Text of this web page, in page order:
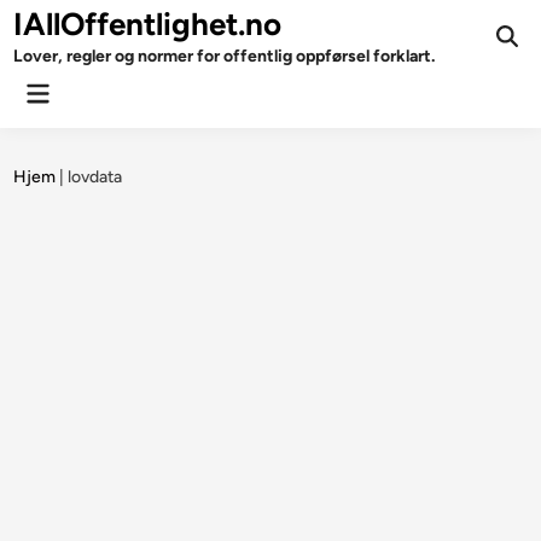
Skip
to
content
IAllOffentlighet.no
Lover, regler og normer for offentlig oppførsel forklart.
Main
Hjem lovdata